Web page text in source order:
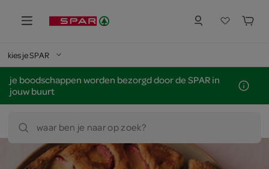
kies je SPAR
je boodschappen worden bezorgd door de SPAR in
jouw buurt
waar ben je naar op zoek?